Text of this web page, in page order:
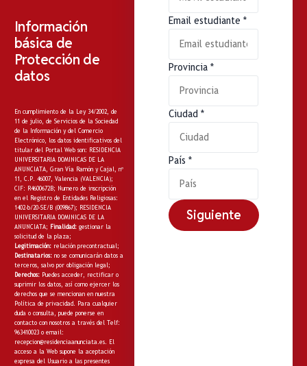
Información
básica de
Protección de
datos
En cumplimiento de la Ley 34/2002, de
11 de julio, de Servicios de la Sociedad
de la Información y del Comercio
Electrónico, los datos identificativos del
titular del Portal Web son: RESIDENCIA
UNIVERSITARIA DOMINICAS DE LA
ANUNCIATA, Gran Vía Ramón y Cajal, nº
11, C.P. 46007, Valencia (VALENCIA);
CIF: R4600672B; Numero de inscripción
en el Registro de Entidades Religiosas:
1402-b/20-SE/B (009867); RESIDENCIA
UNIVERSITARIA DOMINICAS DE LA
ANUNCIATA; Finalidad: gestionar la
solicitud de la plaza;
Legitimación: relación precontractual;
Destinatarios: no se comunicarán datos a
terceros, salvo por obligación legal;
Derechos: Puedes acceder, rectificar o
suprimir los datos, así como ejercer los
derechos que se mencionan en nuestra
Política de privacidad . Para cualquier
duda o consulta, puede ponerse en
contacto con nosotros a través del Telf:
963410023 o email:
recepcion@residenciaanunciata.es. El
acceso a la Web supone la aceptación
expresa del Usuario a las presentes
Email estudiante *
Provincia *
Ciudad *
País *
Siguiente